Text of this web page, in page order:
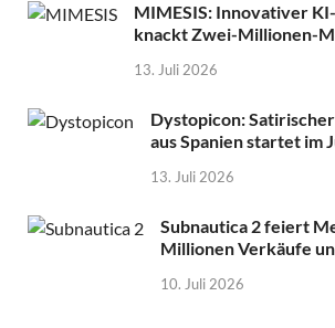
MIMESIS: Innovativer
knackt Zwei-Millionen-
13. Juli 2026
Dystopicon:
aus Spanien startet im
13. Juli 2026
Subnautica 2 feiert
Millionen Verkäufe
10. Juli 2026